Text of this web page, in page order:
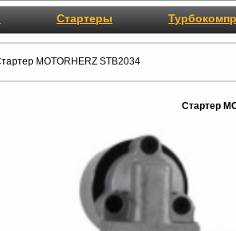
Стартеры
MOTORHERZ STB2034
Стартер